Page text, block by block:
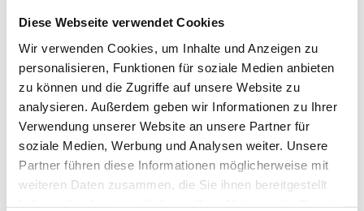
Diese Webseite verwendet Cookies
Wir verwenden Cookies, um Inhalte und Anzeigen zu
personalisieren, Funktionen für soziale Medien anbieten
zu können und die Zugriffe auf unsere Website zu
analysieren. Außerdem geben wir Informationen zu Ihrer
Verwendung unserer Website an unsere Partner für
soziale Medien, Werbung und Analysen weiter. Unsere
Partner führen diese Informationen möglicherweise mit
weiteren Daten zusammen, die Sie ihnen bereitgestellt
Spannend zu entdecken ist die Leutaschklamm
dennoch. Tauchen Sie ein in die sagenumwobene,
mystische Welt…
ZUR GEISTERKLAMM
Familienzeit ist Wir-Zeit.
Und die wird bei uns zur echten Herzensfreude.
Entdecken Sie unsere beiden Familienangebote.
Ab 5 Nächten voller Abenteuer und Bergmomente.
ZUM HAPPY FAMILY ANGEBOT